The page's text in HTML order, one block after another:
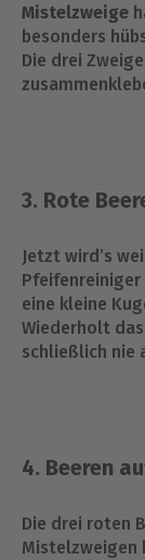
Mistelzweige
besonders
Die drei
3. Rote
Jetzt wird’s
eine kleine
Wiederholt das
schließlich nie
4. Beeren
Die drei roten
Mistelzweigen